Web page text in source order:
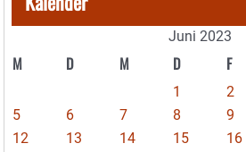
Juni 2023
M D M D F
1 2
5
6 7 8 9
12
13 14 15 16